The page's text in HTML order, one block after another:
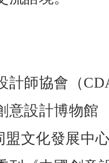
計師協會（
意設計博物館
化發展中